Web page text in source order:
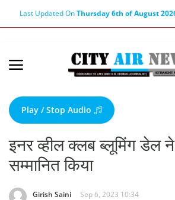
Last Updated OnThursday 6th of August
Terms & Conditions
About Us
About Editor
Nation
Privacy Policy
Play / Stop Audio
इनर व्हील क्लब ब्लूमिंग डेल ने
सम्मानित किया
Girish Saini Sep 6, 2023 10:34